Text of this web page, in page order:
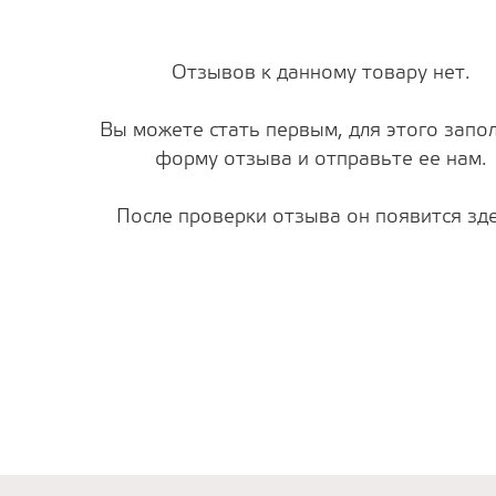
Отзывов к данному товару нет.
Вы можете стать первым, для этого
форму отзыва и отправьте ее нам.
После проверки отзыва он появится